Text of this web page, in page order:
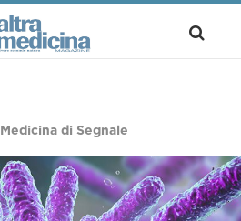
Medicina di Segnale